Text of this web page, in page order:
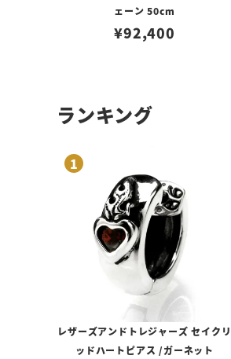
ェーン 50cm
¥92,400
ランキング
レザーズアンドトレジャーズ セイクリ
ッドハートピアス /ガーネット